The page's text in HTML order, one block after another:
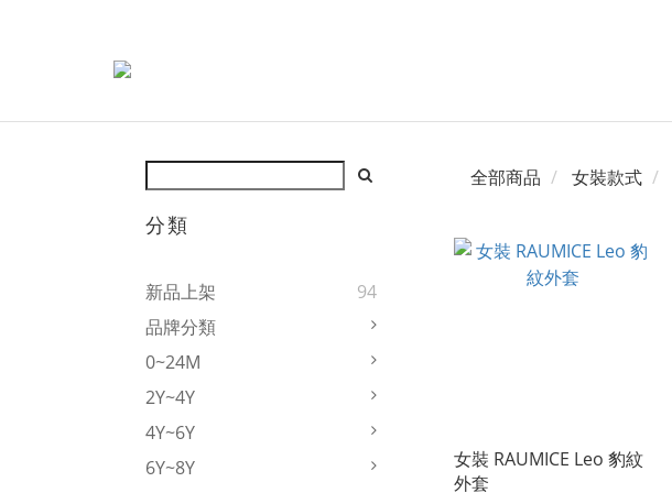
分類
新品上架
94
品牌分類
0~24M
2Y~4Y
4Y~6Y
6Y~8Y
全部商品 女裝款式
女裝 RAUMICE Leo 豹紋
外套